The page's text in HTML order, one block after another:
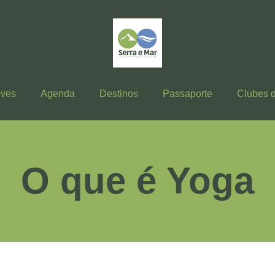
Agenda Destinos Passaporte Clubes
O que é Yoga